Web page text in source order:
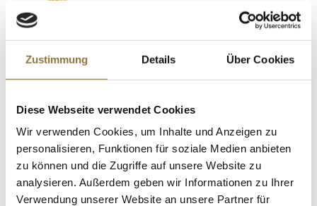
Zustimmung Details Über Cookies
Diese Webseite verwendet Cookies
Wir verwenden Cookies, um Inhalte und Anzeigen zu
personalisieren, Funktionen für soziale Medien anbieten
zu können und die Zugriffe auf unsere Website zu
analysieren. Außerdem geben wir Informationen zu Ihrer
Verwendung unserer Website an unsere Partner für
6.1 g
LEBENSMITTELKENNZEICHNUNGEN
€ 5,60
Pro Crema 100 kalt, Stabilisator für
Eiscreme, 3 kg
Art.Nr.:22274